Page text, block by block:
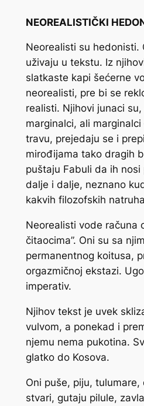
NEOREALISTIČKI
Neorealisti su hedonisti.
uživaju u tekstu. Iz
slatkaste kapi šećerne
neorealisti, pre bi se
realisti. Njihovi junaci
marginalci, ali
travu, prejedaju se i
mirođijama tako dragih
puštaju Fabuli da ih nosi
dalje i dalje, neznano
kakvih filozofskih
Neorealisti vode računa
čitaocima”. Oni su sa
permanentnog koitusa,
orgazmičnoj ekstazi.
imperativ.
Njihov tekst je uvek
vulvom, a ponekad i
njemu nema pukotina.
glatko do Kosova.
Oni puše, piju, tulumare,
stvari, gutaju pilule,